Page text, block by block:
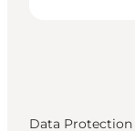
Data Protection